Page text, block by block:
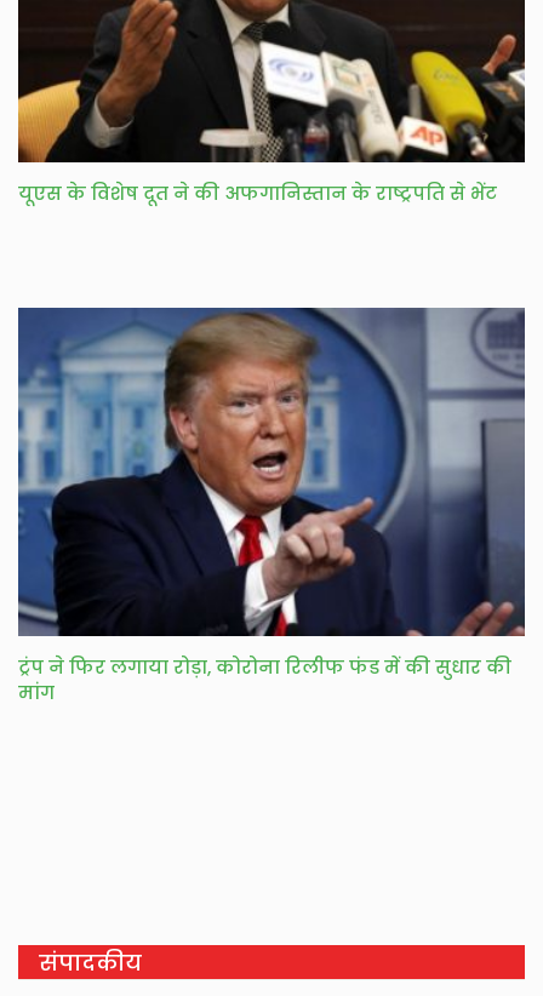
यूएस के विशेष दूत ने की अफगानिस्तान के राष्ट्रपति से भेंट
ट्रंप ने फिर लगाया रोड़ा, कोरोना रिलीफ फंड में की सुधार की
मांग
संपादकीय